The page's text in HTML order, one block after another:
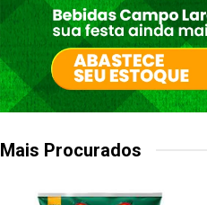
Mais Procurados